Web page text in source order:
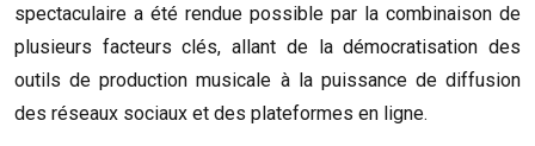
spectaculaire a été rendue possible par la combinaison de
plusieurs facteurs clés, allant de la démocratisation des
outils de production musicale à la puissance de diffusion
des réseaux sociaux et des plateformes en ligne.